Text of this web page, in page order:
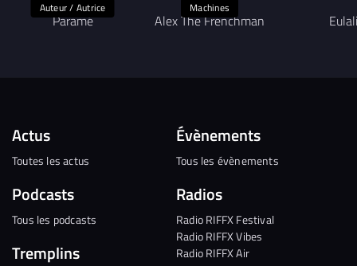
Auteur / Autrice
Paramé
Machines
Alex The Frenchman
Actus
Toutes les actus
Podcasts
Tous les podcasts
Tremplins
Évènements
Tous les évènements
Radios
Radio RIFFX Festival
Radio RIFFX Vibes
Radio RIFFX Air